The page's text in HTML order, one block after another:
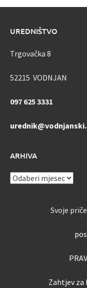
UREDNIŠTVO
Trgovačka 8
52215 VODNJAN
097 625 3331
ARHIVA
ARHIVA
Svoje
Zahtjev za